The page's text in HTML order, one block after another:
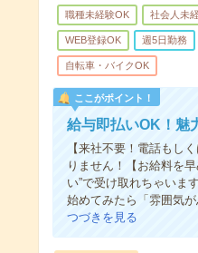
職種未経験OK 社会人未
WEB登録OK 週5日勤務
自転車・バイクOK
ここがポイント！
給与即払いOK！魅
【来社不要！電話もし
りません！【お給料を
い”で受け取れちゃいま
始めてみたら「雰囲気
つづきを見る